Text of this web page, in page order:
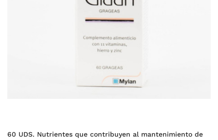
60 UDS. Nutrientes que contribuyen al mantenimiento de